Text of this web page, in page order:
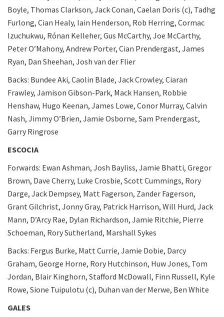
Boyle, Thomas Clarkson, Jack Conan, Caelan Doris (c), Tadhg
Furlong, Cian Healy, Iain Henderson, Rob Herring, Cormac
Izuchukwu, Rónan Kelleher, Gus McCarthy, Joe McCarthy,
Peter O’Mahony, Andrew Porter, Cian Prendergast, James
Ryan, Dan Sheehan, Josh van der Flier
Backs: Bundee Aki, Caolin Blade, Jack Crowley, Ciaran
Frawley, Jamison Gibson-Park, Mack Hansen, Robbie
Henshaw, Hugo Keenan, James Lowe, Conor Murray, Calvin
Nash, Jimmy O’Brien, Jamie Osborne, Sam Prendergast,
Garry Ringrose
ESCOCIA
Forwards: Ewan Ashman, Josh Bayliss, Jamie Bhatti, Gregor
Brown, Dave Cherry, Luke Crosbie, Scott Cummings, Rory
Darge, Jack Dempsey, Matt Fagerson, Zander Fagerson,
Grant Gilchrist, Jonny Gray, Patrick Harrison, Will Hurd, Jack
Mann, D’Arcy Rae, Dylan Richardson, Jamie Ritchie, Pierre
Schoeman, Rory Sutherland, Marshall Sykes
Backs: Fergus Burke, Matt Currie, Jamie Dobie, Darcy
Graham, George Horne, Rory Hutchinson, Huw Jones, Tom
Jordan, Blair Kinghorn, Stafford McDowall, Finn Russell, Kyle
Rowe, Sione Tuipulotu (c), Duhan van der Merwe, Ben White
GALES